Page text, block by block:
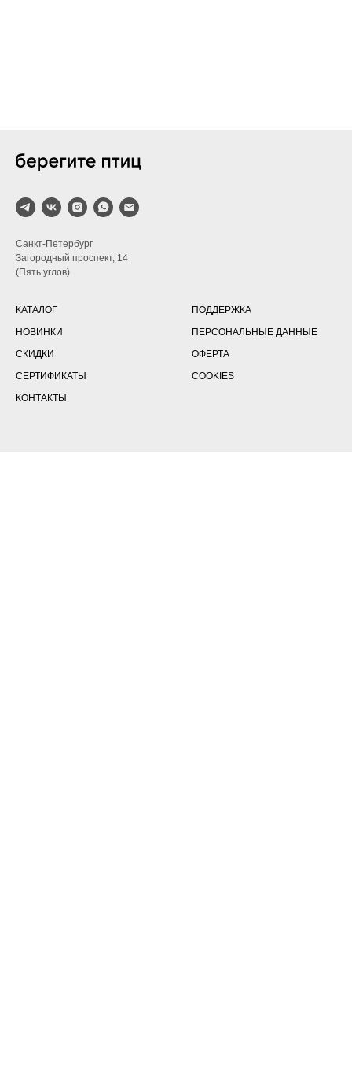
Санкт-Петербург
Загородный проспект, 14
(Пять углов)
КАТАЛОГ
НОВИНКИ
СКИДКИ
СЕРТИФИКАТЫ
КОНТАКТЫ
ПОДДЕРЖКА
ПЕРСОНАЛЬНЫЕ ДАННЫЕ
ОФЕРТА
COOKIES